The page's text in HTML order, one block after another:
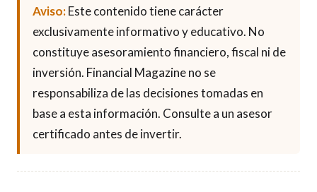
Aviso:Este contenido tiene carácter
exclusivamente informativo y educativo. No
constituye asesoramiento financiero, fiscal ni de
inversión. Financial Magazine no se
responsabiliza de las decisiones tomadas en
base a esta información. Consulte a un asesor
certificado antes de invertir.